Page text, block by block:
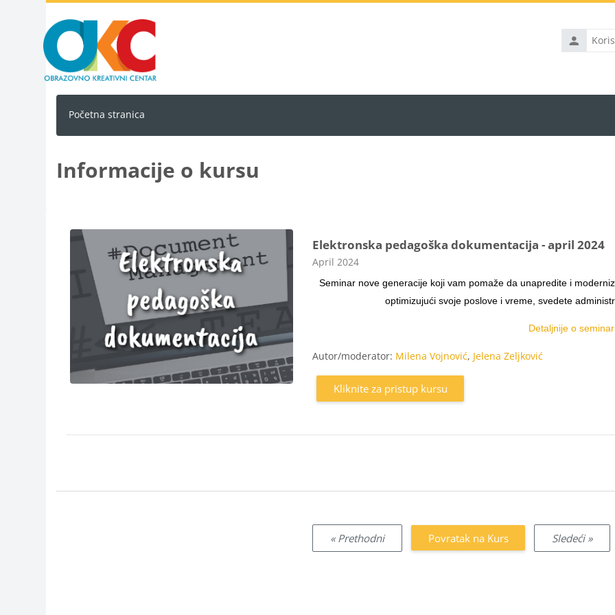
Korisničko
ime
Početna stranica
Informacije o kursu
Elektronska pedagoška dokumentacija - april 2024
Kategorija kursa
April 2024
Seminar nove generacije koji vam pomaže da unapredite i
optimizujući svoje poslove i vreme, svedete
Detaljnije o
Autor/moderator: Milena Vojnović, Jelena Zeljković
Kliknite za pristup kursu
« Prethodni Povratak na Kurs Sledeći »